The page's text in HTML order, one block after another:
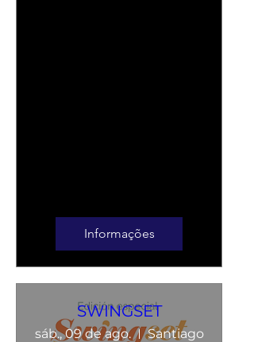
Informações
SWINGSET
sáb., 09 de ago. Santiago